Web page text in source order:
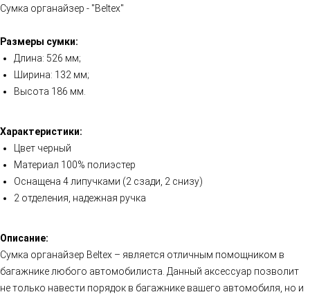
Сумка органайзер - "Beltex"
Размеры сумки:
Длина: 526 мм;
Ширина: 132 мм;
Высота 186 мм.
Характеристики:
Цвет черный
Материал 100% полиэстер
Оснащена 4 липучками (2 сзади, 2 снизу)
2 отделения, надежная ручка
Описание:
Сумка органайзер Beltex – является отличным помощником в
багажнике любого автомобилиста. Данный аксессуар позволит
не только навести порядок в багажнике вашего автомобиля, но и